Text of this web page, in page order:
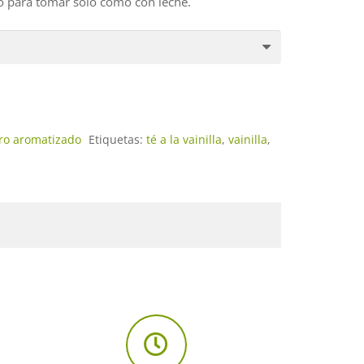
aromatizado Etiquetas: té a la vainilla, vainilla,